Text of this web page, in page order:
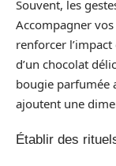
Souvent, les
Accompagner
renforcer
d’un chocolat
bougie parfumée
ajoutent une
Établir des